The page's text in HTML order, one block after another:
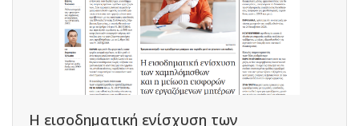
Η εισοδηματική ενίσχυση των